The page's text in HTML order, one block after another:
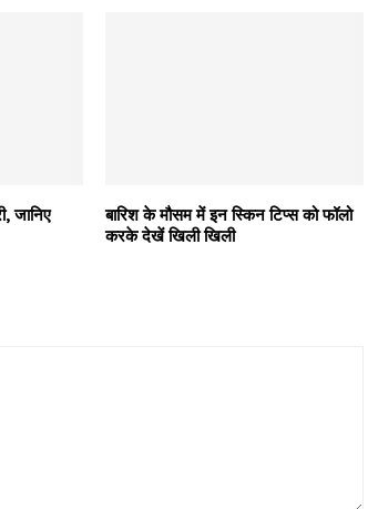
जानिए
बारिश के मौसम में इन स्किन टिप्स को फॉलो
करके देखें खिली खिली